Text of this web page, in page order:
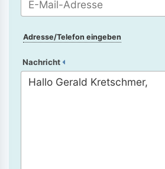
Adresse/Telefon eingeben
Nachricht